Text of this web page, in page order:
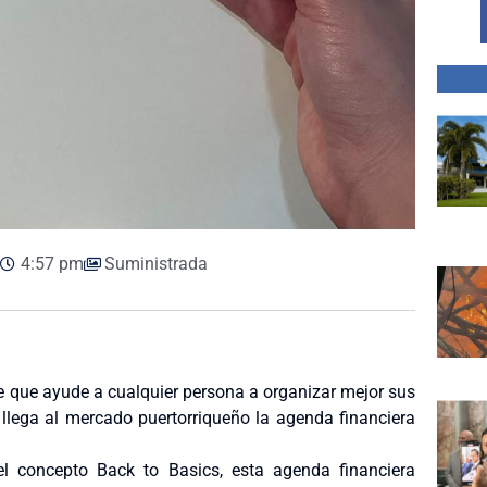
4:57 pm Suministrada
ayude a cualquier persona a organizar mejor sus
al mercado puertorriqueño la agenda financiera
concepto Back to Basics, esta agenda financiera